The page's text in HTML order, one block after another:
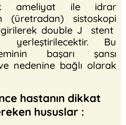
ameliyat ile idrar
(üretradan) sistoskopi
double J stent
yerleştirilecektir. Bu
başarı şansı
nedenine bağlı olarak
hastanın dikkat
hususlar :